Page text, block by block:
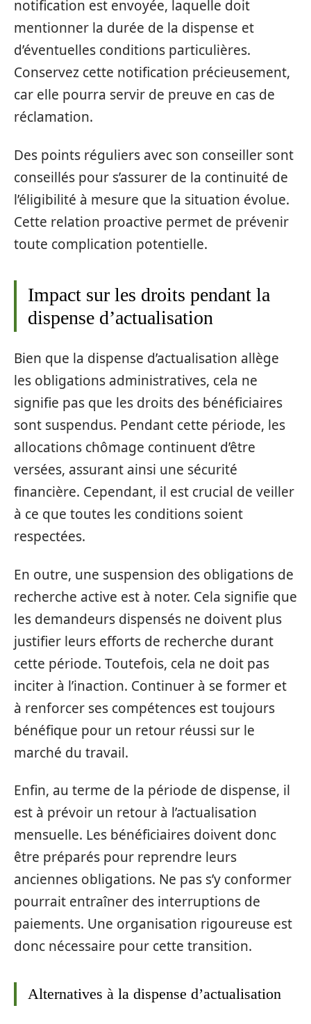
notification est envoyée, laquelle doit
mentionner la durée de la dispense et
d’éventuelles conditions particulières.
Conservez cette notification précieusement,
car elle pourra servir de preuve en cas de
réclamation.
Des points réguliers avec son conseiller sont
conseillés pour s’assurer de la continuité de
l’éligibilité à mesure que la situation évolue.
Cette relation proactive permet de prévenir
toute complication potentielle.
Impact sur les droits pendant la
dispense d’actualisation
Bien que la dispense d’actualisation allège
les obligations administratives, cela ne
signifie pas que les droits des bénéficiaires
sont suspendus. Pendant cette période, les
allocations chômage continuent d’être
versées, assurant ainsi une sécurité
financière. Cependant, il est crucial de veiller
à ce que toutes les conditions soient
respectées.
En outre, une suspension des obligations de
recherche active est à noter. Cela signifie que
les demandeurs dispensés ne doivent plus
justifier leurs efforts de recherche durant
cette période. Toutefois, cela ne doit pas
inciter à l’inaction. Continuer à se former et
à renforcer ses compétences est toujours
bénéfique pour un retour réussi sur le
marché du travail.
Enfin, au terme de la période de dispense, il
est à prévoir un retour à l’actualisation
mensuelle. Les bénéficiaires doivent donc
être préparés pour reprendre leurs
anciennes obligations. Ne pas s’y conformer
pourrait entraîner des interruptions de
paiements. Une organisation rigoureuse est
donc nécessaire pour cette transition.
Alternatives à la dispense d’actualisation